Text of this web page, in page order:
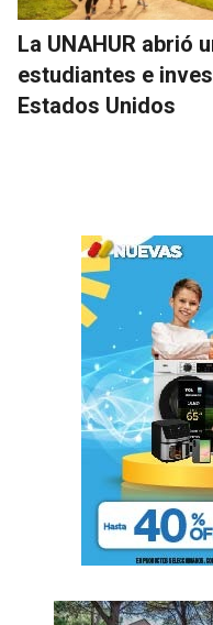
La UNAHUR abrió
estudiantes e
Estados Unidos